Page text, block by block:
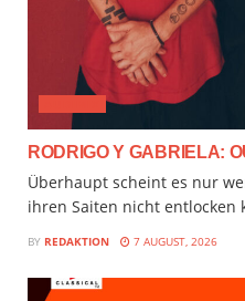
RODRIGO Y GABRIELA:
Überhaupt scheint es nur
ihren Saiten nicht entlocken
BY REDAKTION 7 AUGUST, 2026